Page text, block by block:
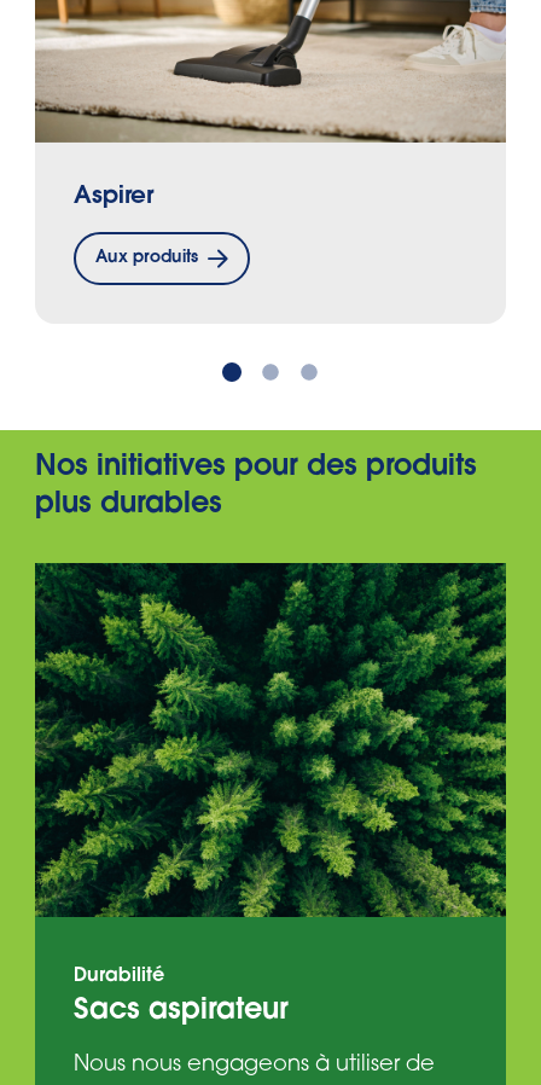
Aspirer
Aux produits
Nos initiatives pour des produits
plus durables
Durabilité
Sacs aspirateur
Nous nous engageons à utiliser de